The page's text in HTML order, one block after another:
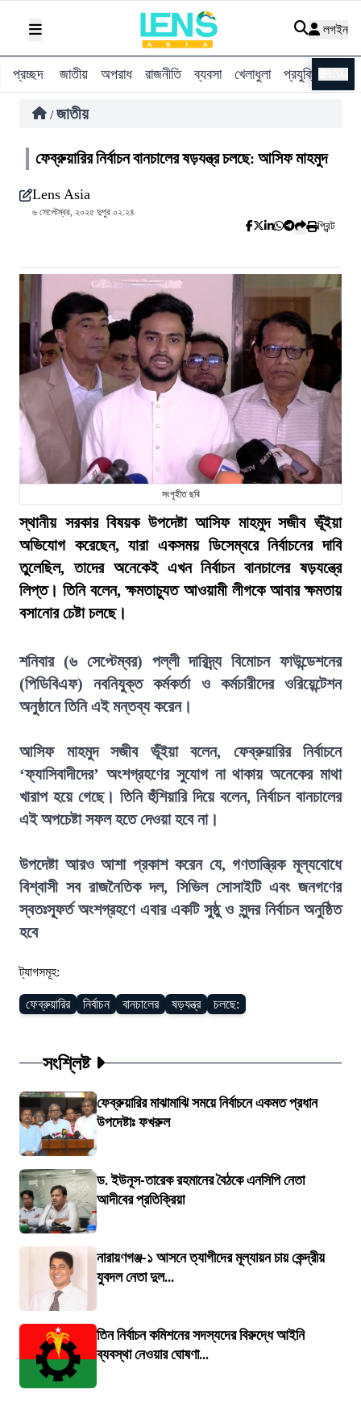
লগইন
প্রচ্ছদ জাতীয় অপরাধ রাজনীতি ব্যবসা খেলাধুলা প্রযুক্তি
/ জাতীয়
ফেব্রুয়ারির নির্বাচন বানচালের ষড়যন্ত্র চলছে: আসিফ মাহমুদ
Lens Asia
৬ সেপ্টেম্বর, ২০২৫ দুপুর ০২:২৪
প্রিন্ট
সংগৃহীত ছবি
স্থানীয় সরকার বিষয়ক উপদেষ্টা আসিফ মাহমুদ সজীব ভূঁইয়া
অভিযোগ করেছেন, যারা একসময় ডিসেম্বরে নির্বাচনের দাবি
তুলেছিল, তাদের অনেকেই এখন নির্বাচন বানচালের ষড়যন্ত্রে
লিপ্ত। তিনি বলেন, ক্ষমতাচ্যুত আওয়ামী লীগকে আবার ক্ষমতায়
বসানোর চেষ্টা চলছে।
শনিবার (৬ সেপ্টেম্বর) পল্লী দারিদ্র্য বিমোচন ফাউন্ডেশনের
(পিডিবিএফ) নবনিযুক্ত কর্মকর্তা ও কর্মচারীদের ওরিয়েন্টেশন
অনুষ্ঠানে তিনি এই মন্তব্য করেন।
আসিফ মাহমুদ সজীব ভূঁইয়া বলেন, ফেব্রুয়ারির নির্বাচনে
‘ফ্যাসিবাদীদের’ অংশগ্রহণের সুযোগ না থাকায় অনেকের মাথা
খারাপ হয়ে গেছে। তিনি হুঁশিয়ারি দিয়ে বলেন, নির্বাচন বানচালের
এই অপচেষ্টা সফল হতে দেওয়া হবে না।
উপদেষ্টা আরও আশা প্রকাশ করেন যে, গণতান্ত্রিক মূল্যবোধে
বিশ্বাসী সব রাজনৈতিক দল, সিভিল সোসাইটি এবং জনগণের
স্বতঃস্ফূর্ত অংশগ্রহণে এবার একটি সুষ্ঠু ও সুন্দর নির্বাচন অনুষ্ঠিত
হবে
ট্যাগসমূহ:
ফেব্রুয়ারির নির্বাচন বানচালের ষড়যন্ত্র চলছে:
সংশ্লিষ্ট
ফেব্রুয়ারির মাঝামাঝি সময়ে নির্বাচনে একমত প্রধান
উপদেষ্টাঃ ফখরুল
ড. ইউনূস-তারেক রহমানের বৈঠকে এনসিপি নেতা
আদীবের প্রতিক্রিয়া
নারায়ণগঞ্জ-১ আসনে ত্যাগীদের মূল্যায়ন চায় কেন্দ্রীয়
যুবদল নেতা দুল...
তিন নির্বাচন কমিশনের সদস্যদের বিরুদ্ধে আইনি
ব্যবস্থা নেওয়ার ঘোষণা...